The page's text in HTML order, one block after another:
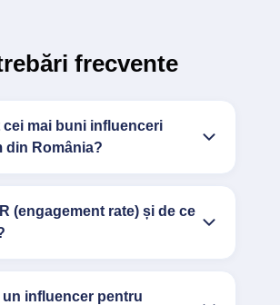
frecvente
mai buni influenceri
din România?
(engagement rate) și de ce
un influencer pentru